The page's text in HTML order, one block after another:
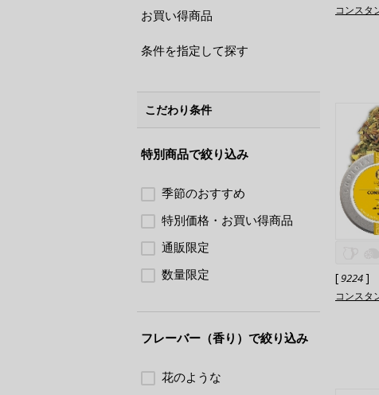
コンスタ
[9224]
コンスタ
お買い得商品
条件を指定して探す
こだわり条件
特別商品で絞り込み
季節のおすすめ
特別価格・お買い得商品
通販限定
数量限定
フレーバー（香り）で絞り込み
花のような